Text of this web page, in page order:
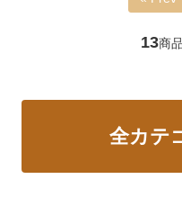
13商
全カテ